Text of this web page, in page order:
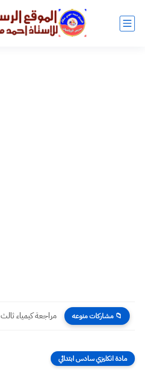
📁 مشاركات منوعه
مادة انكليزي سادس ابتدائي